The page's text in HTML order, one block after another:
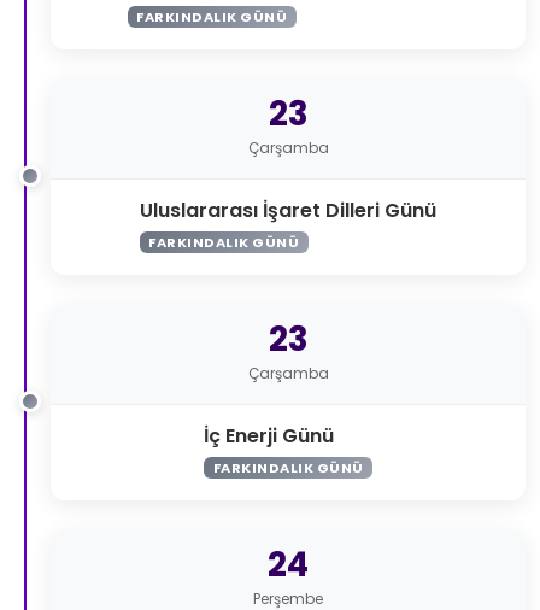
FARKINDALIK GÜNÜ
23
Çarşamba
Uluslararası İşaret Dilleri Günü
FARKINDALIK GÜNÜ
23
Çarşamba
İç Enerji Günü
FARKINDALIK GÜNÜ
24
Perşembe